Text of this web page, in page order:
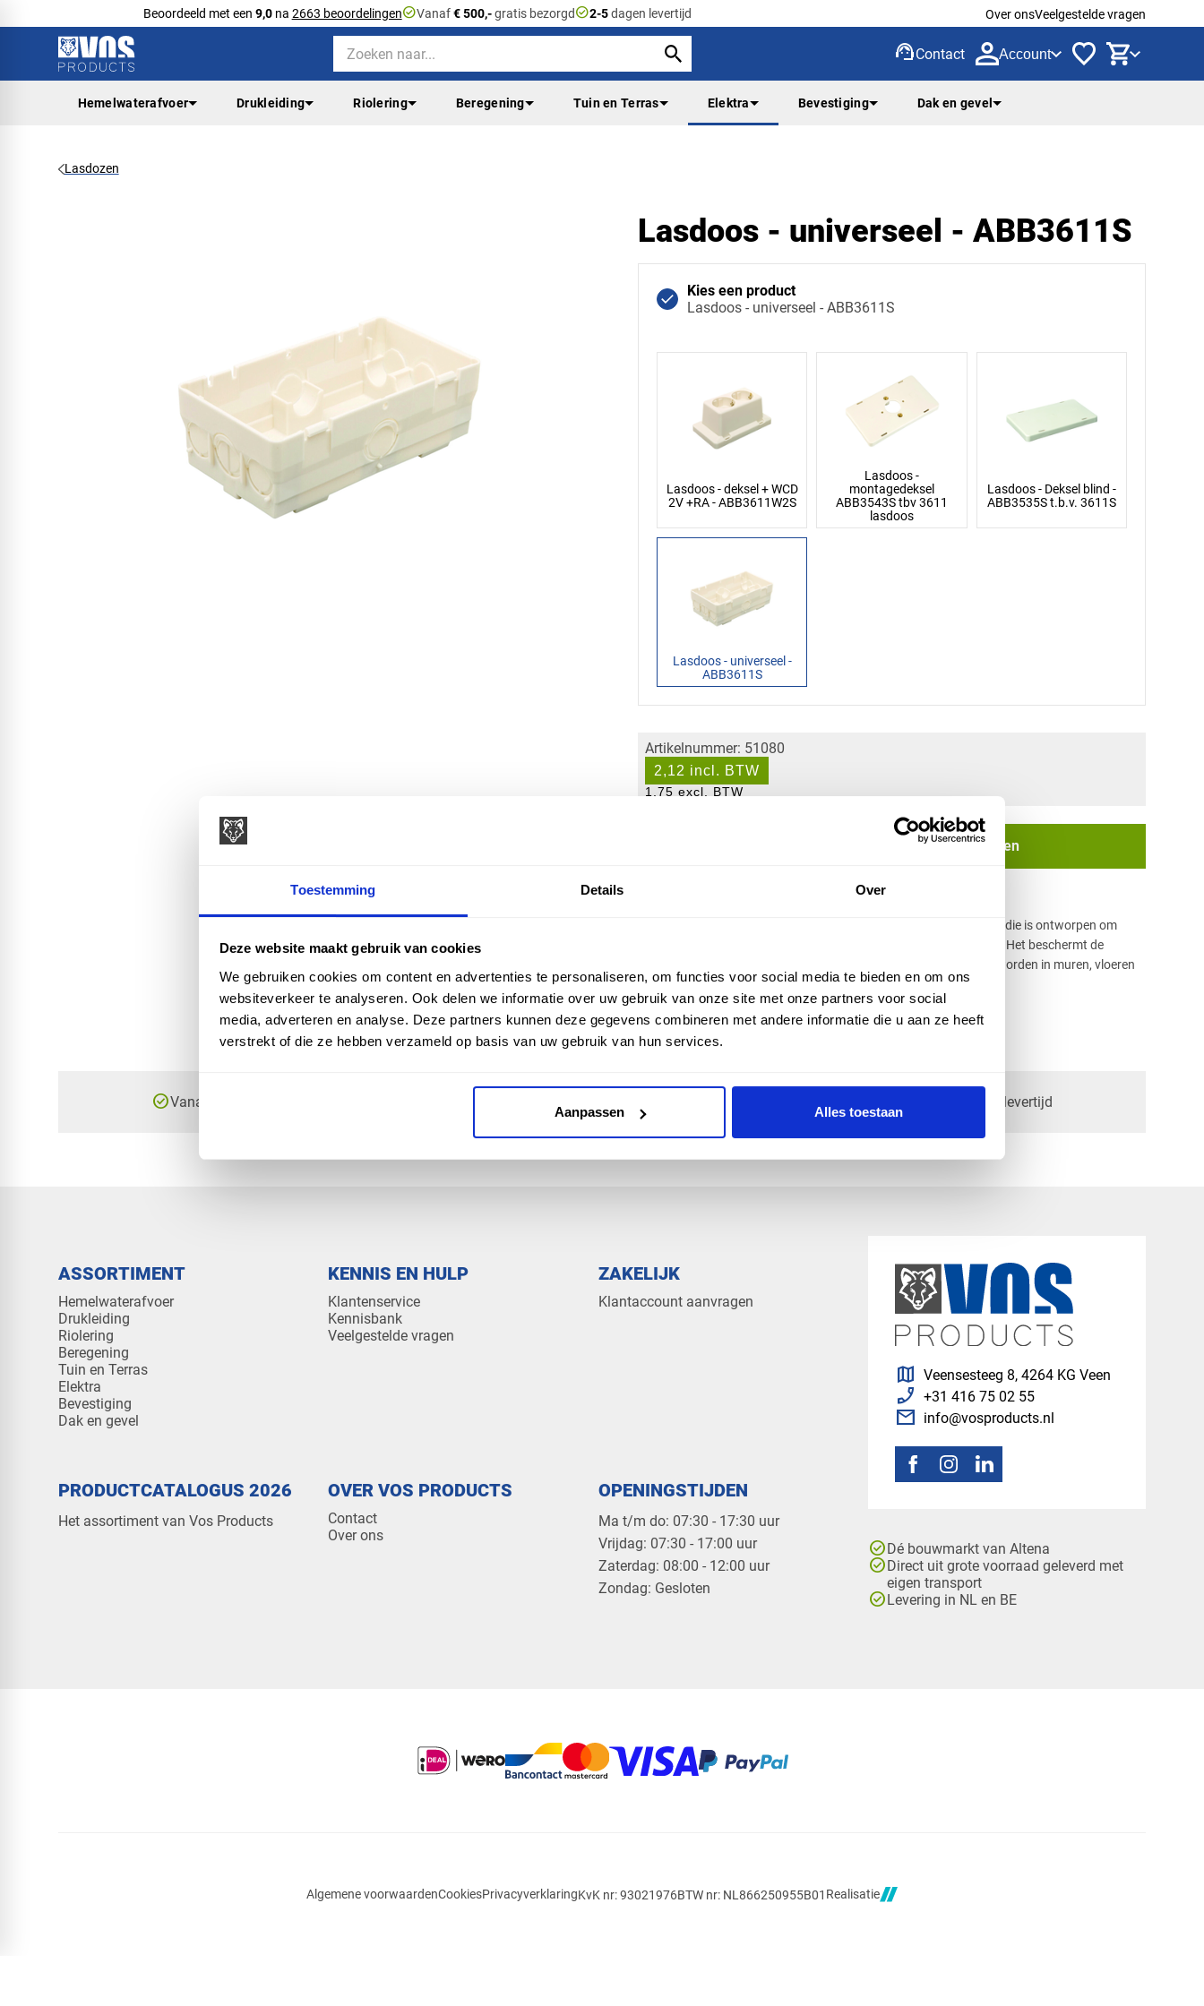
Toestemming Details Over
Deze website maakt gebruik van cookies
We gebruiken cookies om content en advertenties te personaliseren, om functies voor social media te bieden en om ons
websiteverkeer te analyseren. Ook delen we informatie over uw gebruik van onze site met onze partners voor social
media, adverteren en analyse. Deze partners kunnen deze gegevens combineren met andere informatie die u aan ze heeft
verstrekt of die ze hebben verzameld op basis van uw gebruik van hun services.
Aanpassen Alles toestaan
Beoordeeld met een 9,0na 2663 beoordelingencheck_circleVanaf€ 500,-gratis bezorgdcheck_circle2-5dagen levertijd Over onsVeelgestelde vragen
support_agentContact Account
Hemelwaterafvoer Drukleiding Riolering Beregening Tuin en Terras Elektra Bevestiging Dak en gevel
Lasdozen
Lasdoos - universeel - ABB3611S
Kies een product
Lasdoos - universeel - ABB3611S
Lasdoos - deksel + WCD
2V +RA - ABB3611W2S
Lasdoos -
montagedeksel
ABB3543S tbv 3611
lasdoos
Lasdoos - Deksel blind -
ABB3535S t.b.v. 3611S
Lasdoos - universeel -
ABB3611S
Artikelnummer: 51080
2,12 incl. BTW
1,75 excl. BTW
In winkelwagen
Een universele lasdoos is een veelgebruikt en veelzijdig component die is ontworpen om
verschillende elektrische verbindingen te maken en te beschermen. Het beschermt de
verbindingen tegen stof, vocht en andere schade. Kan toegepast worden in muren, vloeren
en plafonds. Heeft 8 buisinvoeren en is gemaakt van kunststof.
check_circleVanaf dagen levertijd
ASSORTIMENT
Hemelwaterafvoer
Drukleiding
Riolering
Beregening
Tuin en Terras
Elektra
Bevestiging
Dak en gevel
KENNIS EN HULP
Klantenservice
Kennisbank
Veelgestelde vragen
ZAKELIJK
Klantaccount aanvragen
PRODUCTCATALOGUS 2026
Het assortiment van Vos Products
OVER VOS PRODUCTS
Contact
Over ons
OPENINGSTIJDEN
Ma t/m do: 07:30 - 17:30 uur
​Vrijdag: 07:30 - 17:00 uur
​Zaterdag: 08:00 - 12:00 uur
​Zondag: Gesloten
map Veensesteeg 8, 4264 KG Veen
phone_enabled +31 416 75 02 55
mail info@vosproducts.nl
check_circleDé bouwmarkt van Altena
check_circleDirect uit grote voorraad geleverd met
eigen transport
check_circleLevering in NL en BE
Algemene voorwaardenCookiesPrivacyverklaringKvK nr: 93021976BTW nr: NL866250955B01 Realisatie